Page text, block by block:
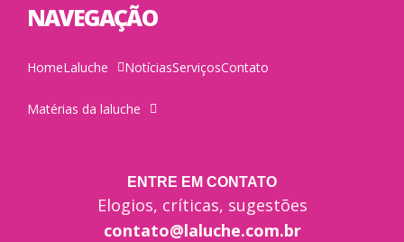
NAVEGAÇÃO
HomeLaluche NotíciasServiçosContato
Matérias da laluche
ENTRE EM CONTATO
Elogios, críticas, sugestões
contato@laluche.com.br